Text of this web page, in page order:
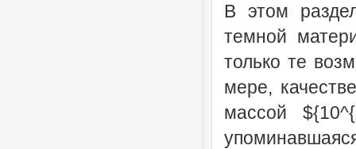
В этом
темной
только те
мере,
массой